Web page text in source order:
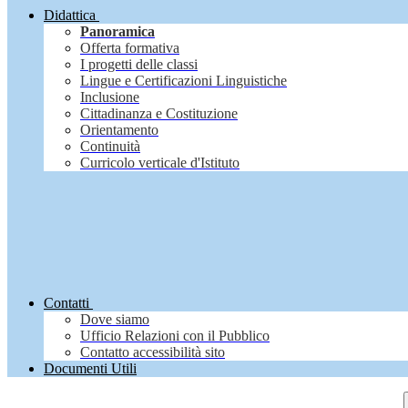
Didattica
Panoramica
Offerta formativa
I progetti delle classi
Lingue e Certificazioni Linguistiche
Inclusione
Cittadinanza e Costituzione
Orientamento
Continuità
Curricolo verticale d'Istituto
Contatti
Dove siamo
Ufficio Relazioni con il Pubblico
Contatto accessibilità sito
Documenti Utili